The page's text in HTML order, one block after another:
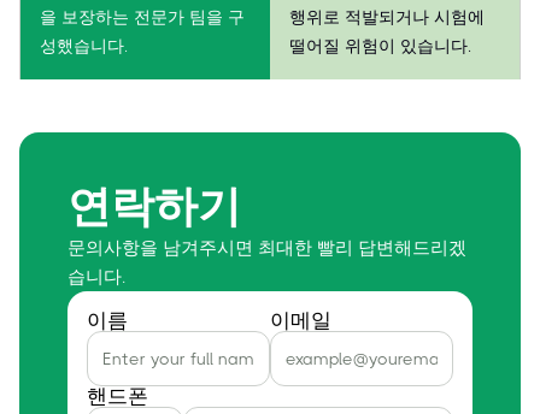
을 보장하는 전문가 팀을 구
성했습니다.
행위로 적발되거나 시험에
떨어질 위험이 있습니다.
연락하기
문의사항을 남겨주시면 최대한 빨리 답변해드리겠
습니다.
이름 이메일
핸드폰